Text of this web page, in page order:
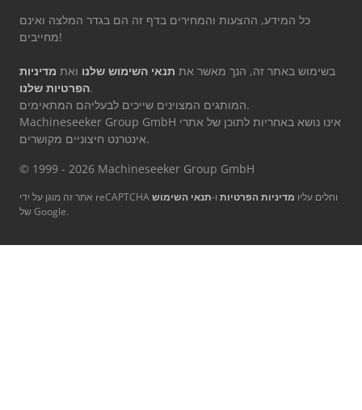
כל המידע, ההצעות והמחירים בדף זה הם בגדר המלצה ואינם
מחייבים!
בשימוש באתר זה, הנך מאשר את תנאי השימוש שלנו ואת מדיניות
הפרטיות שלנו.
המותגים המצוינים שייכים לבעליהם המתאימים.
Machineseeker Group GmbH אינו נושא באחריות לתוכן של אתרי
אינטרנט חיצוניים מקושרים.
© 1999 - 2026 Machineseeker Group GmbH
אתר זה מוגן על ידי reCAPTCHA וחלים עליו מדיניות הפרטיות ו-תנאי השימוש
של Google.